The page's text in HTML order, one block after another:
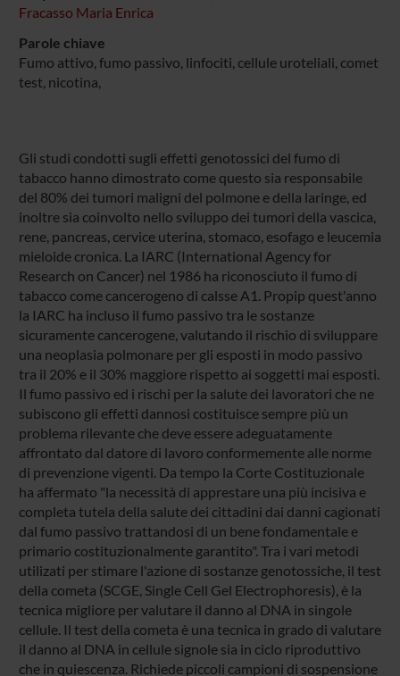
Fracasso Maria Enrica
Parole chiave
Fumo attivo, fumo passivo, linfociti, cellule uroteliali, comet
test, nicotina,
Gli studi condotti sugli effetti genotossici del fumo di
tabacco hanno dimostrato come questo sia responsabile
del 80% dei tumori maligni del polmone e della laringe, ed
inoltre sia coinvolto nello sviluppo dei tumori della vascica,
rene, pancreas, cervice uterina, stomaco, esofago e leucemia
mieloide cronica. La IARC (International Agency for
Research on Cancer) nel 1986 ha riconosciuto il fumo di
tabacco come cancerogeno di calsse A1. Propip quest'anno
la IARC ha incluso il fumo passivo tra le sostanze
sicuramente cancerogene, valutando il rischio di sviluppare
una neoplasia polmonare per gli esposti in modo passivo
tra il 20% e il 30% maggiore rispetto ai soggetti mai esposti.
Il fumo passivo ed i rischi per la salute dei lavoratori che ne
subiscono gli effetti dannosi costituisce sempre più un
problema rilevante che deve essere adeguatamente
affrontato dal datore di lavoro conformemente alle norme
di prevenzione vigenti. Da tempo la Corte Costituzionale
ha affermato "la necessità di apprestare una più incisiva e
completa tutela della salute dei cittadini dai danni cagionati
dal fumo passivo trattandosi di un bene fondamentale e
primario costituzionalmente garantito". Tra i vari metodi
utilizati per stimare l'azione di sostanze genotossiche, il test
della cometa (SCGE, Single Cell Gel Electrophoresis), è la
tecnica migliore per valutare il danno al DNA in singole
cellule. Il test della cometa è una tecnica in grado di valutare
il danno al DNA in cellule signole sia in ciclo riproduttivo
che in quiescenza. Richiede piccoli campioni di sospensione